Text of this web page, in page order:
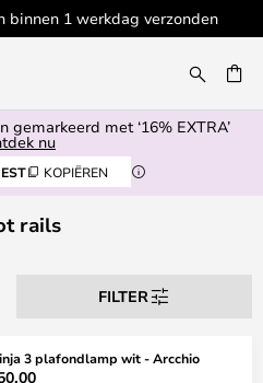
100+ designermerken
gemarkeerd met ‘16% EXTRA’
nu
KOPIËREN
rails
FILTER
3 plafondlamp wit - Arcchio